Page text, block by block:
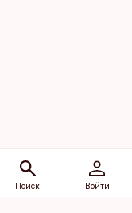
Поиск Войти